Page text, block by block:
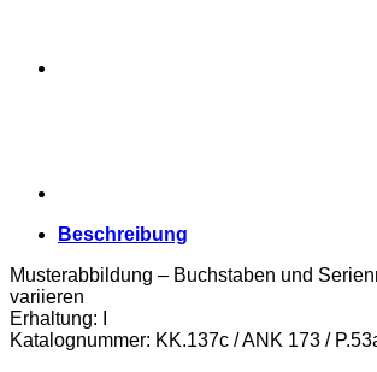
mit
dem
(KK.137c
ANK
173
/
P.53a)
Beschreibung
Musterabbildung – Buchstaben und
variieren
Erhaltung: I
Katalognummer: KK.137c / ANK 173 /